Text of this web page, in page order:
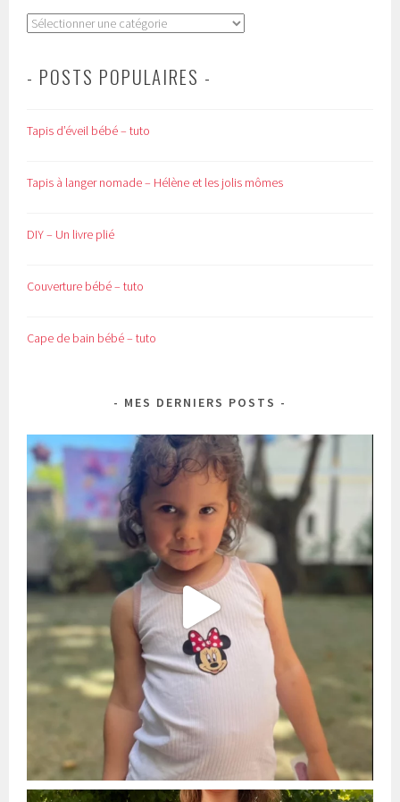
Catégories
- POSTS POPULAIRES -
Tapis d’éveil bébé – tuto
Tapis à langer nomade – Hélène et les jolis mômes
DIY – Un livre plié
Couverture bébé – tuto
Cape de bain bébé – tuto
MES DERNIERS POSTS